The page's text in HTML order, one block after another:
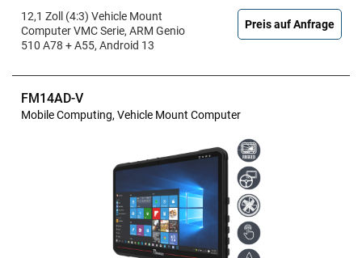
12,1 Zoll (4:3) Vehicle Mount
Computer VMC Serie, ARM Genio
510 A78 + A55, Android 13
Preis auf Anfrage
FM14AD-V
Mobile Computing, Vehicle Mount Computer